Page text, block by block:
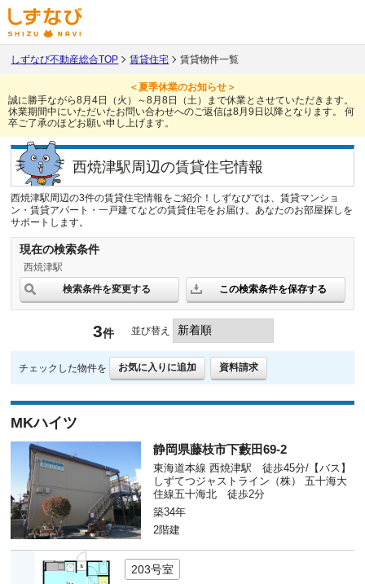
しずなび不動産総合TOP 賃貸住宅 賃貸物件一覧
＜夏季休業のお知らせ＞
誠に勝手ながら8月4日（火）～8月8日（土）まで休業とさせていただきます。
休業期間中にいただいたお問い合わせへのご返信は8月9日以降となります。
何
卒ご了承のほどお願い申し上げます。
西焼津駅周辺の賃貸住宅情報
西焼津駅周辺の3件の賃貸住宅情報をご紹介！しずなびでは、賃貸マンショ
ン・賃貸アパート・一戸建てなどの賃貸住宅をお届け。あなたのお部屋探しを
サポートします。
現在の検索条件
西焼津駅
検索条件を変更する
この検索条件を保存する
3件 並び替え
チェックした物件を お気に入りに追加 資料請求
MKハイツ
静岡県藤枝市下藪田69-2
東海道本線 西焼津駅 徒歩45分/【バス】
しずてつジャストライン（株） 五十海大
住線五十海北 徒歩2分
築34年
2階建
203号室